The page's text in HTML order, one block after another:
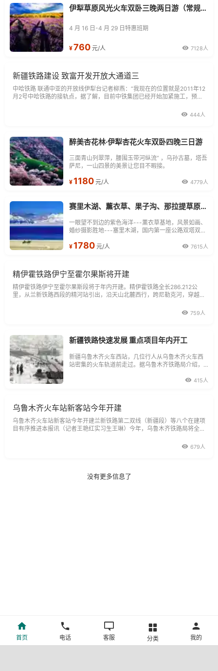
伊犁草原风光火车双卧三晚两日游（常规型）
4 月 16 日-4 月 29 日特惠班期
¥760 元/人 7128人
新疆铁路建设 致富开发开放大通道三
中哈铁路 联通中亚的开放线伊犁台记者柳燕：“我现在的位置就是2011年12
月2号中哈铁路的接轨点，据了解，目前中铁集团已经开始加紧施工，预计
444人
醉美杏花林·伊犁杏花火车双卧四晚三日游
三面青山列翠萍，腰围玉带河纵流” ，乌孙古墓，塔吾
萨尼，一山四景的美景让您目不暇接。
¥ 1180 元/人 4779人
赛里木湖、薰衣草、果子沟、那拉提草原、巴音布鲁克5日浪漫之旅
一眼望不到边的紫色海洋---薰衣草基地，风景如画、
婚纱摄影胜地---塞里木湖，国内第一座公路双塔双索
果斯口岸，美色绝伦、花的海洋。。。
¥ 1780 元/人 7615人
精伊霍铁路伊宁至霍尔果斯将开建
精伊霍铁路伊宁至霍尔果斯段将于年内开建。精伊霍铁路全长286.212公
里，从兰新铁路西段的精河站引出，沿天山北麓西行，跨尼勒克河，穿越天
759人
新疆铁路快速发展 重点项目年内开工
新疆乌鲁木齐火车西站，几位行人从乌鲁木齐火车西
站密集的火车轨道前走过。据乌鲁木齐铁路局介绍，
415人
乌鲁木齐火车站新客站今年开建
乌鲁木齐火车站新客站今年开建兰新铁路第二双线（新疆段）等八个在建项
目有序推进本报讯（记者王艳红实习生王琳）今年，乌鲁木齐铁路局将全力
679人
没有更多信息了
首页 电话 客服 分类 我的